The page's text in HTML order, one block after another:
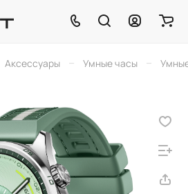
Аксессуары – Умные часы –